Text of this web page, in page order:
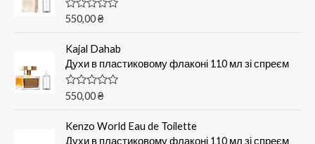
О
н
а
0
и
з
550,00₴
Kajal Dahab
Духи в пластиковому флаконі 110 мл зі спреєм
О
н
550,00₴
Kenzo World Eau de Toilette
Духи в пластиковому флаконі 110 мл зі спреєм